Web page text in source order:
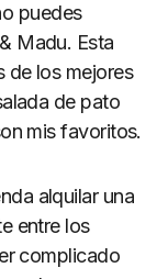
puedes
Madu. Esta
de los mejores
de pato
mis favoritos.
alquilar una
entre los
complicado